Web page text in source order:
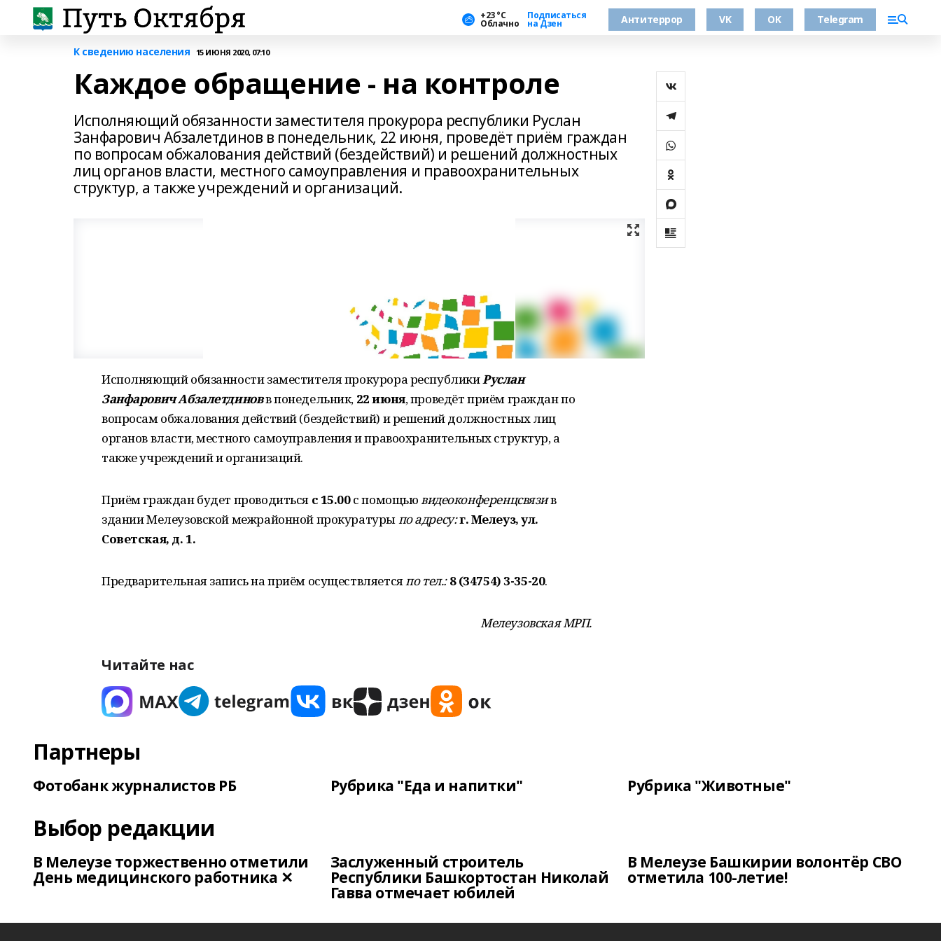
+23 °С
Облачно
Подписаться
на Дзен Антитеррор VK OK Telegram
К сведению населения 15 ИЮНЯ 2020, 07:10
Каждое обращение - на контроле
Исполняющий обязанности заместителя прокурора республики Руслан
Занфарович Абзалетдинов в понедельник, 22 июня, проведёт приём граждан
по вопросам обжалования действий (бездействий) и решений должностных
лиц органов власти, местного самоуправления и правоохранительных
структур, а также учреждений и организаций.
Исполняющий обязанности заместителя прокурора республикиРуслан
Занфарович Абзалетдиновв понедельник, 22 июня, проведёт приём граждан по
вопросам обжалования действий (бездействий) и решений должностных лиц
органов власти, местного самоуправления и правоохранительных структур, а
также учреждений и организаций.
Приём граждан будет проводиться с 15.00с помощьювидеоконференцсвязив
здании Мелеузовской межрайонной прокуратурыпо адресу:г. Мелеуз, ул.
Советская, д. 1.
Предварительная запись на приём осуществляетсяпо тел.: 8 (34754) 3-35-20.
Мелеузовская МРП.
Читайте нас
Партнеры
Фотобанк журналистов РБ Рубрика "Еда и напитки" Рубрика "Животные"
Выбор редакции
В Мелеузе торжественно отметили
День медицинского работника ✕
Заслуженный строитель
Республики Башкортостан Николай
Гавва отмечает юбилей
В Мелеузе Башкирии волонтёр СВО
отметила 100-летие!